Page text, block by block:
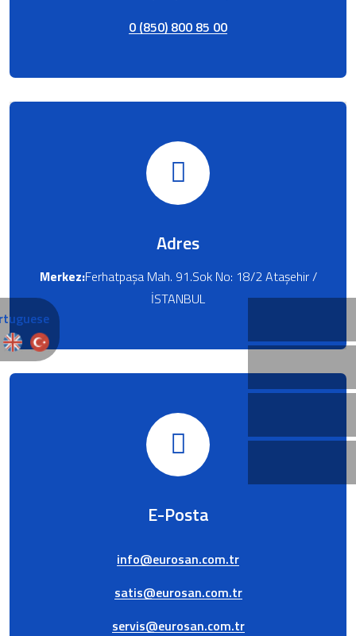
0 (850) 800 85 00
Adres
Merkez:Ferhatpaşa Mah. 91.Sok No: 18/2 Ataşehir /
İSTANBUL
E-Posta
info@eurosan.com.tr
satis@eurosan.com.tr
servis@eurosan.com.tr